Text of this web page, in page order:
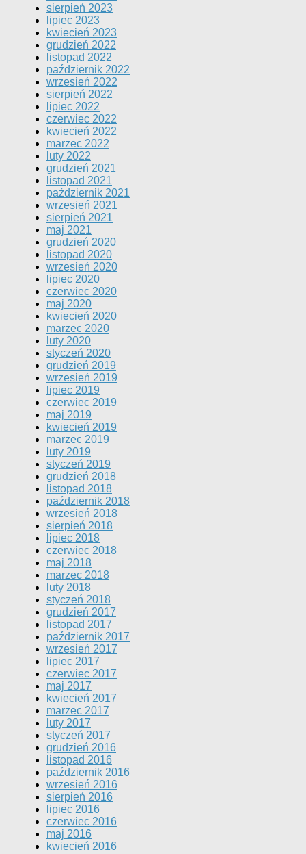
sierpień 2023
lipiec 2023
kwiecień 2023
grudzień 2022
listopad 2022
październik 2022
wrzesień 2022
sierpień 2022
lipiec 2022
czerwiec 2022
kwiecień 2022
marzec 2022
luty 2022
grudzień 2021
listopad 2021
październik 2021
wrzesień 2021
sierpień 2021
maj 2021
grudzień 2020
listopad 2020
wrzesień 2020
lipiec 2020
czerwiec 2020
maj 2020
kwiecień 2020
marzec 2020
luty 2020
styczeń 2020
grudzień 2019
wrzesień 2019
lipiec 2019
czerwiec 2019
maj 2019
kwiecień 2019
marzec 2019
luty 2019
styczeń 2019
grudzień 2018
listopad 2018
październik 2018
wrzesień 2018
sierpień 2018
lipiec 2018
czerwiec 2018
maj 2018
marzec 2018
luty 2018
styczeń 2018
grudzień 2017
listopad 2017
październik 2017
wrzesień 2017
lipiec 2017
czerwiec 2017
maj 2017
kwiecień 2017
marzec 2017
luty 2017
styczeń 2017
grudzień 2016
listopad 2016
październik 2016
wrzesień 2016
sierpień 2016
lipiec 2016
czerwiec 2016
maj 2016
kwiecień 2016